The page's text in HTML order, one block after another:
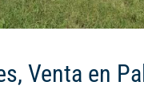
Venta en